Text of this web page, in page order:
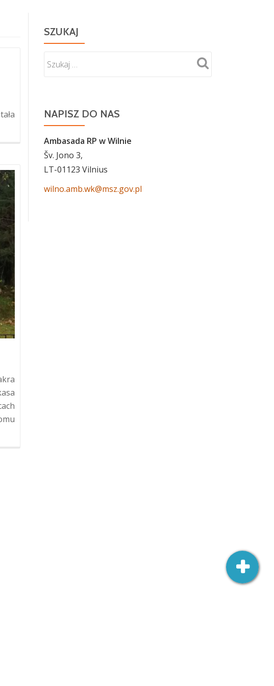
SZUKAJ
NAPISZ DO NAS
Ambasada RP w Wilnie
Šv. Jono 3,
LT-01123 Vilnius
wilno.amb.wk@msz.gov.pl